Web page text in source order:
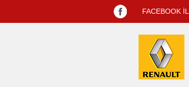
FACEBOOK